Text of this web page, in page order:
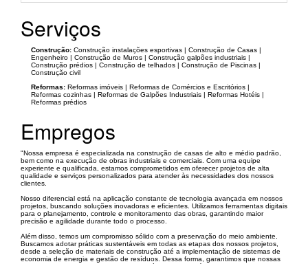
Serviços
Construção: Construção instalações esportivas | Construção de Casas |
Engenheiro | Construção de Muros | Construção galpões industriais |
Construção prédios | Construção de telhados | Construção de Piscinas |
Construção civil
Reformas: Reformas imóveis | Reformas de Comércios e Escritórios |
Reformas cozinhas | Reformas de Galpões Industriais | Reformas Hotéis |
Reformas prédios
Empregos
"Nossa empresa é especializada na construção de casas de alto e médio padrão,
bem como na execução de obras industriais e comerciais. Com uma equipe
experiente e qualificada, estamos comprometidos em oferecer projetos de alta
qualidade e serviços personalizados para atender às necessidades dos nossos
clientes.
Nosso diferencial está na aplicação constante de tecnologia avançada em nossos
projetos, buscando soluções inovadoras e eficientes. Utilizamos ferramentas digitais
para o planejamento, controle e monitoramento das obras, garantindo maior
precisão e agilidade durante todo o processo.
Além disso, temos um compromisso sólido com a preservação do meio ambiente.
Buscamos adotar práticas sustentáveis em todas as etapas dos nossos projetos,
desde a seleção de materiais de construção até a implementação de sistemas de
economia de energia e gestão de resíduos. Dessa forma, garantimos que nossas